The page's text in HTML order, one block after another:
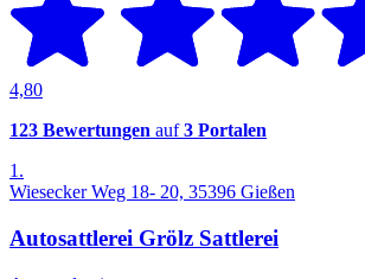
4,80
123 Bewertungen auf3 Portalen
1.
Wiesecker Weg 18- 20, 35396 Gießen
Autosattlerei Grölz Sattlerei